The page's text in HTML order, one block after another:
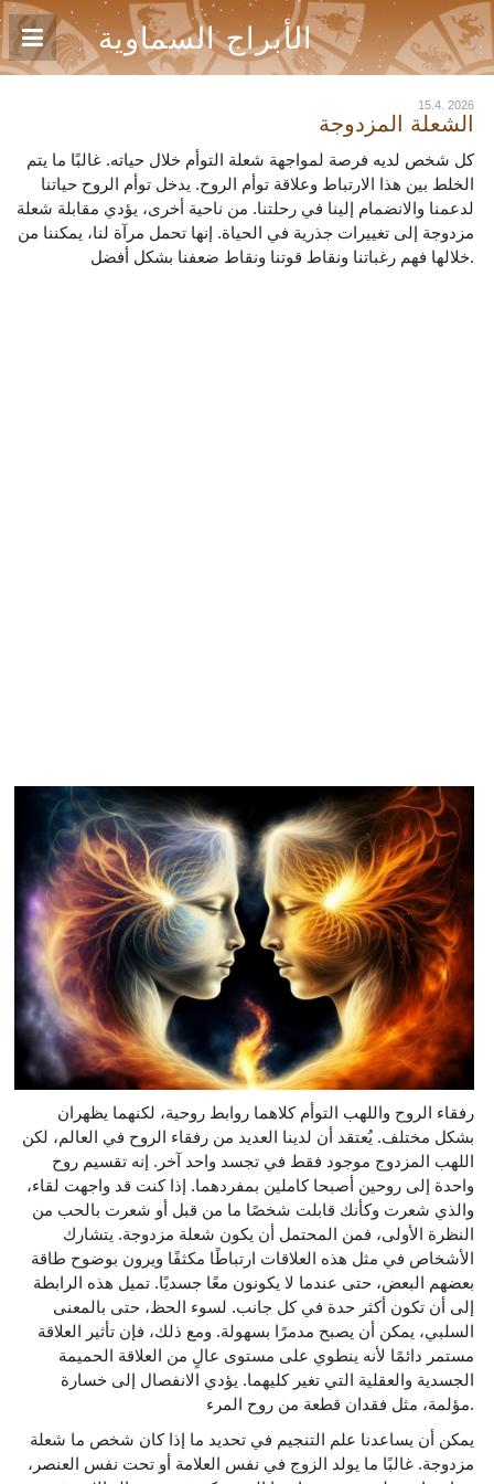
الأبراج السماوية
15.4. 2026
الشعلة المزدوجة
كل شخص لديه فرصة لمواجهة شعلة التوأم خلال حياته. غالبًا ما يتم
الخلط بين هذا الارتباط وعلاقة توأم الروح. يدخل توأم الروح حياتنا
لدعمنا والانضمام إلينا في رحلتنا. من ناحية أخرى، يؤدي مقابلة شعلة
مزدوجة إلى تغييرات جذرية في الحياة. إنها تحمل مرآة لنا، يمكننا من
خلالها فهم رغباتنا ونقاط قوتنا ونقاط ضعفنا بشكل أفضل.
رفقاء الروح واللهب التوأم كلاهما روابط روحية، لكنهما يظهران
بشكل مختلف. يُعتقد أن لدينا العديد من رفقاء الروح في العالم، لكن
اللهب المزدوج موجود فقط في تجسد واحد آخر. إنه تقسيم روح
واحدة إلى روحين أصبحا كاملين بمفردهما. إذا كنت قد واجهت لقاء،
والذي شعرت وكأنك قابلت شخصًا ما من قبل أو شعرت بالحب من
النظرة الأولى، فمن المحتمل أن يكون شعلة مزدوجة. يتشارك
الأشخاص في مثل هذه العلاقات ارتباطًا مكثفًا ويرون بوضوح طاقة
بعضهم البعض، حتى عندما لا يكونون معًا جسديًا. تميل هذه الرابطة
إلى أن تكون أكثر حدة في كل جانب. لسوء الحظ، حتى بالمعنى
السلبي، يمكن أن يصبح مدمرًا بسهولة. ومع ذلك، فإن تأثير العلاقة
مستمر دائمًا لأنه ينطوي على مستوى عالٍ من العلاقة الحميمة
الجسدية والعقلية التي تغير كليهما. يؤدي الانفصال إلى خسارة
مؤلمة، مثل فقدان قطعة من روح المرء.
يمكن أن يساعدنا علم التنجيم في تحديد ما إذا كان شخص ما شعلة
مزدوجة. غالبًا ما يولد الزوج في نفس العلامة أو تحت نفس العنصر،